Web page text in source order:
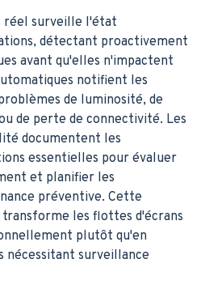
réel surveille l'état
détectant proactivement
avant qu'elles n'impactent
notifient les
de luminosité, de
de perte de connectivité. Les
documentent les
essentielles pour évaluer
et planifier les
préventive. Cette
les flottes d'écrans
plutôt qu'en
nécessitant surveillance